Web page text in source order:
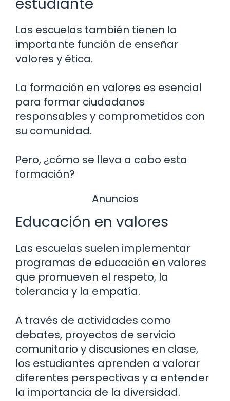
Las escuelas también tienen la
importante función de enseñar
valores y ética.
La formación en valores es esencial
para formar ciudadanos
responsables y comprometidos con
su comunidad.
Pero, ¿cómo se lleva a cabo esta
formación?
Anuncios
Educación en valores
Las escuelas suelen implementar
programas de educación en valores
que promueven el respeto, la
tolerancia y la empatía.
A través de actividades como
debates, proyectos de servicio
comunitario y discusiones en clase,
los estudiantes aprenden a valorar
diferentes perspectivas y a entender
la importancia de la diversidad.